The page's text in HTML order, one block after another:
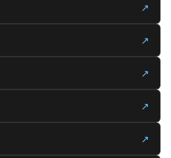
↗
↗
↗
↗
↗